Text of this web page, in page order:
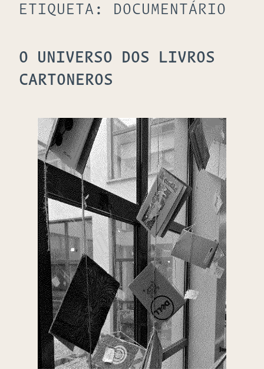
ETIQUETA: DOCUMENTÁRIO
O UNIVERSO DOS LIVROS
CARTONEROS